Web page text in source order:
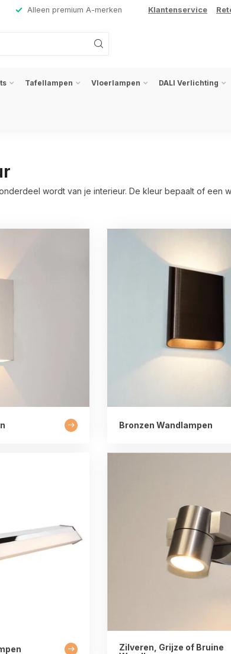
Alleen premium A-merken Klantenservice
Tafellampen Vloerlampen DALI Verlichting
wordt van je interieur. De kleur bepaalt of een
Bronzen Wandlampen
Zilveren, Grijze of Bruine